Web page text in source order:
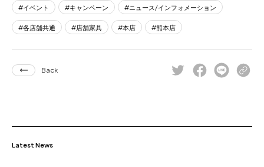
イベント キャンペーン ニュース/インフォメーション
各店舗共通 店舗家具 本店 熊本店
Back
Latest News